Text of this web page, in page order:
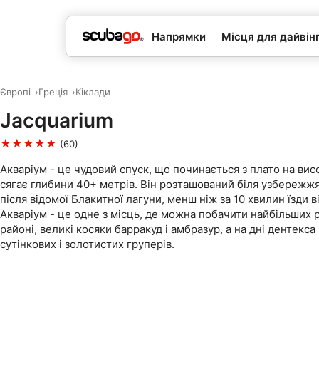
Напрямки Місця для
Європі Греція Кіклади
Jacquarium
★★★★★ (60)
Акваріум - це чудовий спуск, що починається з плато на
сягає глибини 40+ метрів. Він розташований біля
після відомої Блакитної лагуни, менш ніж за 10 хвилин їзди
Акваріум - це одне з місць, де можна побачити найбільших
районі, великі косяки барракуд і амбразур, а на дні
сутінкових і золотистих груперів.